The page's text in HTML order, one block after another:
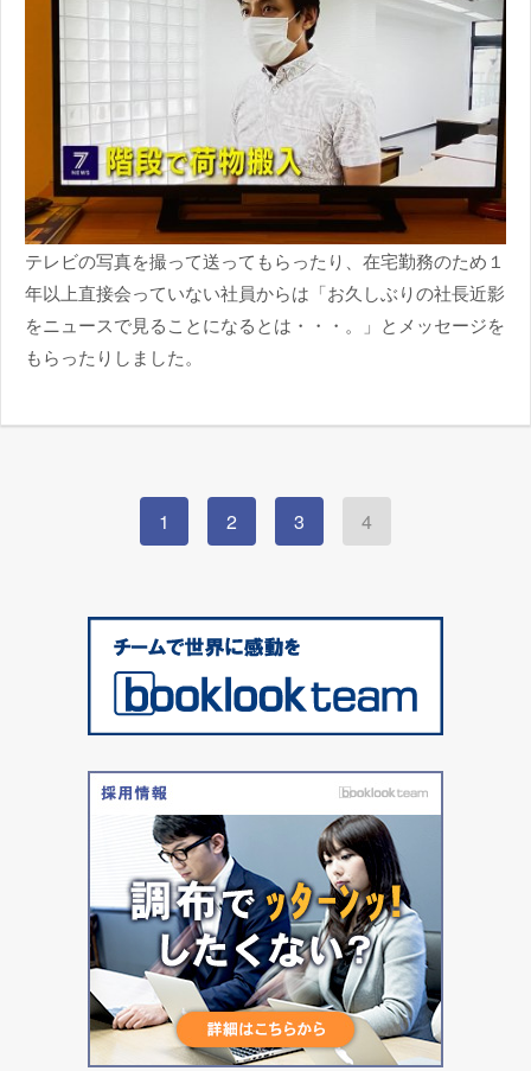
テレビの写真を撮って送ってもらったり、在宅勤務のため１
年以上直接会っていない社員からは「お久しぶりの社長近影
をニュースで見ることになるとは・・・。
」とメッセージを
もらったりしました。
1 2 3 4